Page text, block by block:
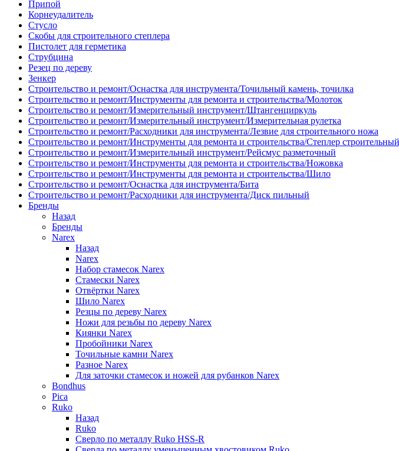
Припой
Корнеудалитель
Стусло
Скобы для строительного степлера
Пистолет для герметика
Струбцина
Резец по дереву
Зенкер
Строительство и ремонт/Оснастка для инструмента/Точильный камень, точилка
Строительство и ремонт/Инструменты для ремонта и строительства/Молоток
Строительство и ремонт/Измерительный инструмент/Штангенциркуль
Строительство и ремонт/Измерительный инструмент/Измерительная рулетка
Строительство и ремонт/Расходники для инструмента/Лезвие для строительного ножа
Строительство и ремонт/Инструменты для ремонта и строительства/Степлер строительный
Строительство и ремонт/Измерительный инструмент/Рейсмус разметочный
Строительство и ремонт/Инструменты для ремонта и строительства/Ножовка
Строительство и ремонт/Инструменты для ремонта и строительства/Шило
Строительство и ремонт/Оснастка для инструмента/Бита
Строительство и ремонт/Расходники для инструмента/Диск пильный
Бренды
Назад
Бренды
Narex
Назад
Narex
Набор стамесок Narex
Стамески Narex
Отвёртки Narex
Шило Narex
Резцы по дереву Narex
Ножи для резьбы по дереву Narex
Киянки Narex
Пробойники Narex
Точильные камни Narex
Разное Narex
Для заточки стамесок и ножей для рубанков Narex
Bondhus
Pica
Ruko
Назад
Ruko
Сверло по металлу Ruko HSS-R